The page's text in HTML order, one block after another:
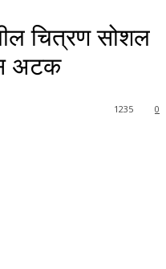
चित्रण सोशल
अटक
0
1235